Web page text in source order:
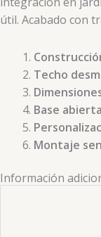
útil. Acabado con
Techo
Base abierta
Montaje
Información